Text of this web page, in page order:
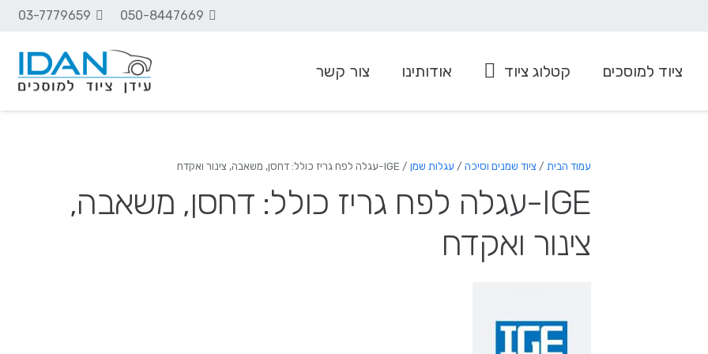
050-8447669
03-7779659
ציוד למוסכים קטלוג ציוד אודותינו צור קשר
עמוד הבית / ציוד שמנים וסיכה/ עגלות שמן/ IGE-עגלה לפח גריז כולל: דחסן, משאבה, צינור ואקדח
IGE-עגלה לפח גריז כולל: דחסן, משאבה,
צינור ואקדח